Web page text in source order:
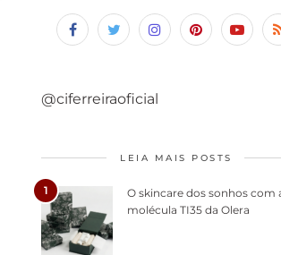
@ciferreiraoficial
LEIA MAIS POSTS
1
O skincare dos sonhos com
molécula TI35 da Olera